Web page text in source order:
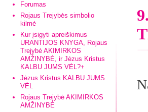
Forumas
Rojaus Trejybės simbolio
kilmė
Kur įsigyti apreiškimus
URANTIJOS KNYGA, Rojaus
Trejybė AKIMIRKOS
AMŽINYBĖ, ir Jėzus Kristus
KALBU JUMS VĖL?+
Jėzus Kristus KALBU JUMS
VĖL
Rojaus Trejybė AKIMIRKOS
AMŽINYBĖ